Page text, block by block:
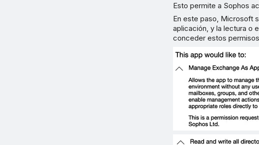
Esto permite a Sophos
En este paso, Microsoft
aplicación, y la lectura o
conceder estos